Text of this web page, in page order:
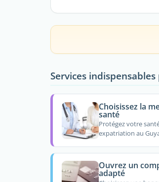
Services
Choisissez la
santé
Protégez votre
expatriation au
Ouvrez un
adapté